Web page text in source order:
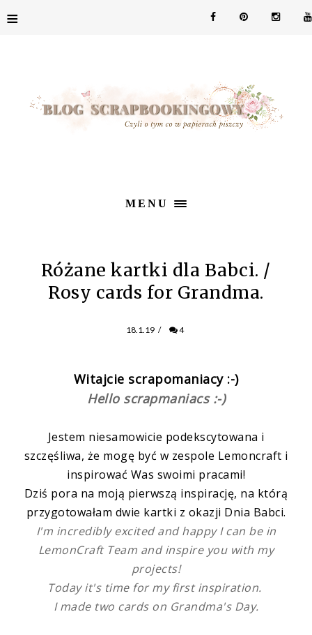
≡
MENU
Różane kartki dla Babci. /
Rosy cards for Grandma.
18.1.19 / 4
Witajcie scrapomaniacy :-)
Hello scrapmaniacs :-)
Jestem niesamowicie podekscytowana i
szczęśliwa, że mogę być w zespole Lemoncraft i
inspirować Was swoimi pracami!
Dziś pora na moją pierwszą inspirację, na którą
przygotowałam dwie kartki z okazji Dnia Babci.
I'm incredibly excited and happy I can be in
LemonCraft Team and inspire you with my
projects!
Today it's time for my first inspiration.
I made two cards on Grandma's Day.